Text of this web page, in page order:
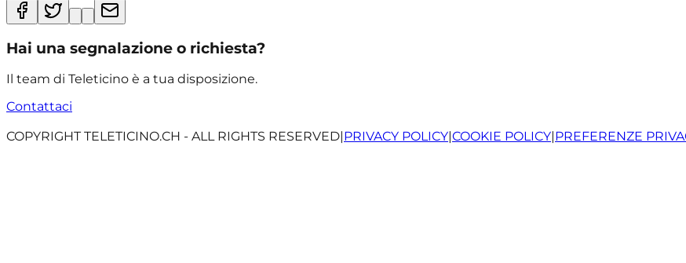
Hai una segnalazione o richiesta?
Il team di Teleticino è a tua disposizione.
Contattaci
COPYRIGHT TELETICINO.CH - ALL RIGHTS RESERVED|PRIVACY POLICY|COOKIE POLICY|PREFERENZE